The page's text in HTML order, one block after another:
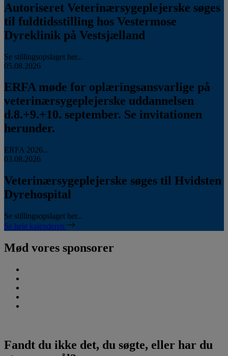
Autoriseret Veterinærsygeplejerske søges
til fuldtidsstilling hos Vestermose
Dyreklinik på Vestsjælland
Se stillingsopslaget her...
05.08.2026
ERFA møde for oplæringsansvarlige på
veterinærsygeplejerske uddannelsen
d.8.+9.+10. september. Se invitationen
herunder.
ERFA 2026...
03.08.2026
Veterinærsygeplejerske søges til Hvidsten
Dyrehospital
Se stillingsopslaget her...
Se hele kalenderen
Mød vores sponsorer
Fandt du ikke det, du søgte, eller har du